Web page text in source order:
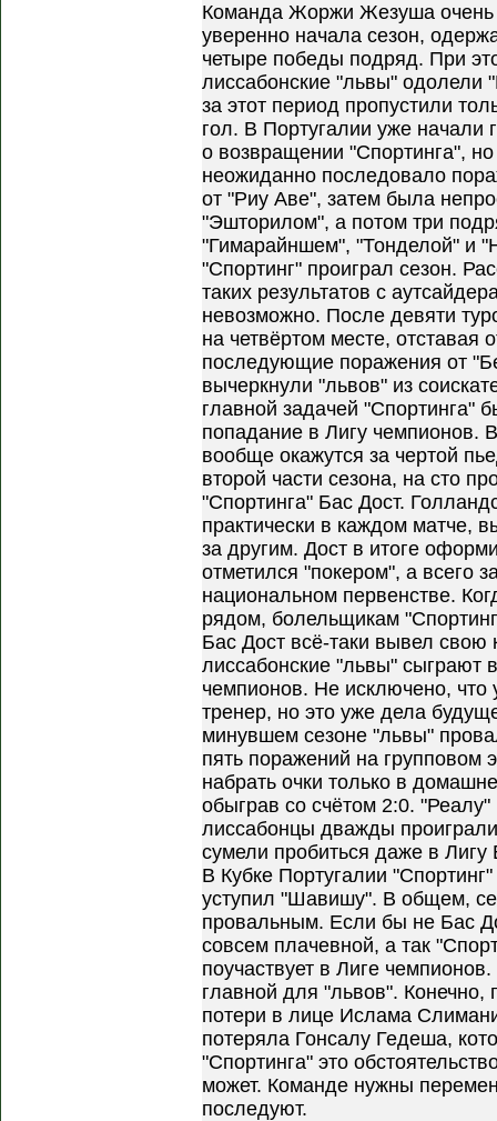
Команда Жоржи Жезуша очень
уверенно начала сезон,
четыре победы подряд. При
лиссабонские "львы" одолели
за этот период пропустили
гол. В Португалии уже начали
о возвращении "Спортинга", но
неожиданно последовало
от "Риу Аве", затем была
"Эшторилом", а потом три
"Гимарайншем", "Тонделой" и
"Спортинг" проиграл сезон.
таких результатов с
невозможно. После девяти
на четвёртом месте, отставая
последующие поражения от
вычеркнули "львов" из
главной задачей "Спортинга"
попадание в Лигу чемпионов.
вообще окажутся за чертой
второй части сезона, на сто
"Спортинга" Бас Дост.
практически в каждом матче,
за другим. Дост в итоге
отметился "покером", а всего
национальном первенстве.
рядом, болельщикам
Бас Дост всё-таки вывел свою
лиссабонские "львы" сыграют
чемпионов. Не исключено, что
тренер, но это уже дела
минувшем сезоне "львы"
пять поражений на групповом
набрать очки только в
обыграв со счётом 2:0.
лиссабонцы дважды
сумели пробиться даже в Лигу
В Кубке Португалии
уступил "Шавишу". В общем,
провальным. Если бы не Бас
совсем плачевной, а так
поучаствует в Лиге
главной для "львов". Конечно,
потери в лице Ислама
потеряла Гонсалу Гедеша,
"Спортинга" это
может. Команде нужны
последуют.